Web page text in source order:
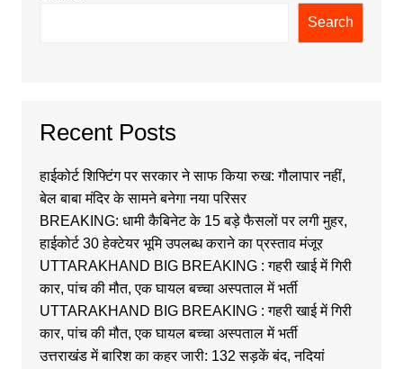
Search
Recent Posts
हाईकोर्ट शिफ्टिंग पर सरकार ने साफ किया रुख: गौलापार नहीं,
बेल बाबा मंदिर के सामने बनेगा नया परिसर
BREAKING: धामी कैबिनेट के 15 बड़े फैसलों पर लगी मुहर,
हाईकोर्ट 30 हेक्टेयर भूमि उपलब्ध कराने का प्रस्ताव मंजूर
UTTARAKHAND BIG BREAKING : गहरी खाई में गिरी
कार, पांच की मौत, एक घायल बच्चा अस्पताल में भर्ती
UTTARAKHAND BIG BREAKING : गहरी खाई में गिरी
कार, पांच की मौत, एक घायल बच्चा अस्पताल में भर्ती
उत्तराखंड में बारिश का कहर जारी: 132 सड़कें बंद, नदियां